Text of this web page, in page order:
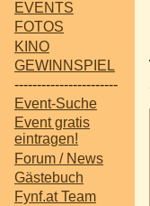
EVENTS
FOTOS
KINO
GEWINNSPIEL
-----------------------
Event-Suche
Event gratis
eintragen!
Forum / News
Gästebuch
Fynf.at Team